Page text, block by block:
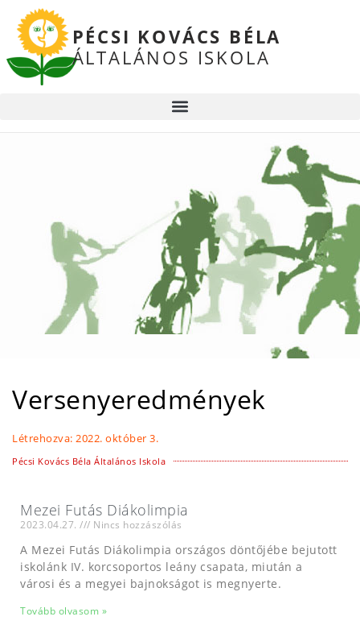
PÉCSI KOVÁCS BÉLA
ÁLTALÁNOS ISKOLA
Versenyeredmények
Létrehozva: 2022. október 3.
Pécsi Kovács Béla Általános Iskola
Mezei Futás Diákolimpia
2023.04.27. Nincs hozzászólás
A Mezei Futás Diákolimpia országos döntőjébe bejutott
iskolánk IV. korcsoportos leány csapata, miután a
városi és a megyei bajnokságot is megnyerte.
Tovább olvasom »